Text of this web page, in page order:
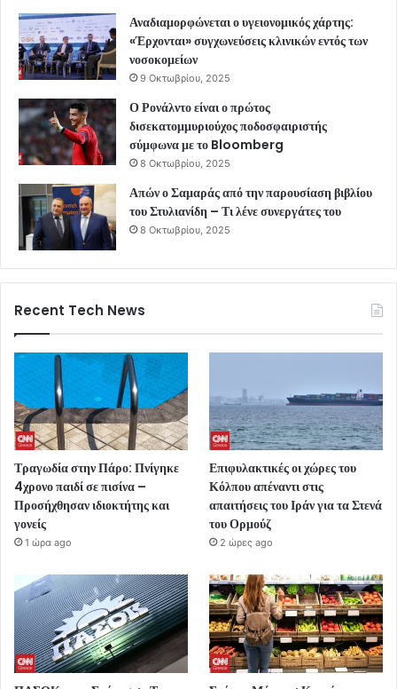
Αναδιαμορφώνεται ο υγειονομικός χάρτης:
«Έρχονται» συγχωνεύσεις κλινικών εντός των
νοσοκομείων
9 Οκτωβρίου, 2025
Ο Ρονάλντο είναι ο πρώτος
δισεκατομμυριούχος ποδοσφαιριστής
σύμφωνα με το Bloomberg
8 Οκτωβρίου, 2025
Απών ο Σαμαράς από την παρουσίαση βιβλίου
του Στυλιανίδη – Τι λένε συνεργάτες του
8 Οκτωβρίου, 2025
Recent Tech News
Τραγωδία στην Πάρο: Πνίγηκε
4χρονο παιδί σε πισίνα –
Προσήχθησαν ιδιοκτήτης και
γονείς
1 ώρα ago
Επιφυλακτικές οι χώρες του
Κόλπου απέναντι στις
απαιτήσεις του Ιράν για τα Στενά
του Ορμούζ
2 ώρες ago